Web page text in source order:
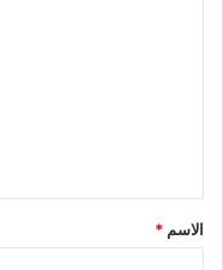
*
الاسم *